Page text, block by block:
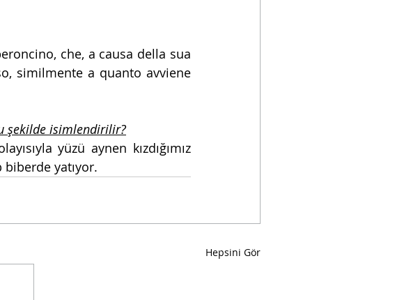
che, a causa della sua
similmente a quanto avviene
şekilde isimlendirilir?
yüzü aynen kızdığımız
biberde yatıyor.
Hepsini Gör